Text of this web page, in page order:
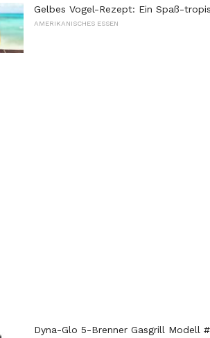
Gelbes Vogel-Rezept: Ein Spaß-
AMERIKANISCHES ESSEN
Dyna-Glo 5-Brenner Gasgrill Modell #